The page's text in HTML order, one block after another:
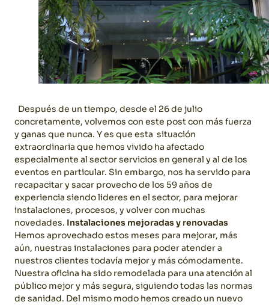
Después de un tiempo, desde el 26 de julio
concretamente, volvemos con este post con más fuerza
y ganas que nunca. Y es que esta situación
extraordinaria que hemos vivido ha afectado
especialmente al sector servicios en general y al de los
eventos en particular. Sin embargo, nos ha servido para
recapacitar y sacar provecho de los 59 años de
experiencia siendo lideres en el sector, para mejorar
instalaciones, procesos, y volver con muchas
novedades. Instalaciones mejoradas y renovadas
Hemos aprovechado estos meses para mejorar, más
aún, nuestras instalaciones para poder atender a
nuestros clientes todavía mejor y más cómodamente.
Nuestra oficina ha sido remodelada para una atención al
público mejor y más segura, siguiendo todas las normas
de sanidad. Del mismo modo hemos creado un nuevo